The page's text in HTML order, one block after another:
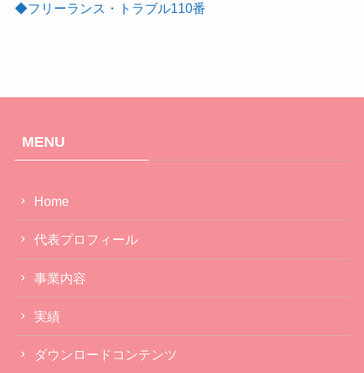
◆フリーランス・トラブル110番
MENU
Home
代表プロフィール
事業内容
実績
ダウンロードコンテンツ